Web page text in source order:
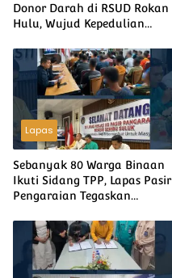
Donor Darah di RSUD Rokan
Hulu, Wujud Kepedulian
Kemerdekaan RI
Lapas
Sebanyak 80 Warga Binaan
Ikuti Sidang TPP, Lapas Pasir
Pengaraian Tegaskan
Tanpa Dipungut Biaya